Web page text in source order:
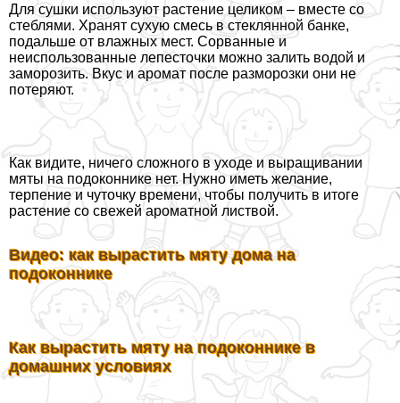
Для сушки используют растение целиком – вместе со
стeблями. Хранят сухую смесь в стеклянной банке,
подальше от влажных мест. Сорванные и
неиспользованные лепесточки можно залить водой и
заморозить. Вкус и аромат после разморозки они не
потеряют.
Как видите, ничего сложного в уходе и выращивании
мяты на подоконнике нет. Нужно иметь желание,
терпение и чуточку времени, чтобы получить в итоге
растение со свежей ароматной листвой.
Видео: как вырастить мяту дома на
подоконнике
Как вырастить мяту на подоконнике в
домашних условиях